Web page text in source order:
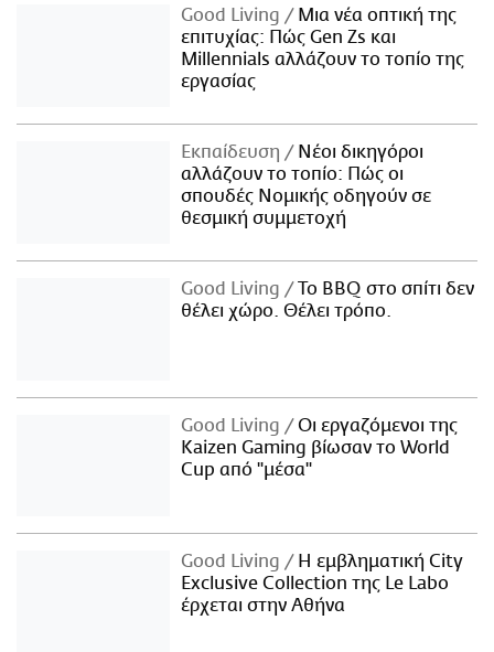
Good Living
Μια νέα οπτική της
επιτυχίας: Πώς Gen Zs και
Millennials αλλάζουν το τοπίο της
εργασίας
Εκπαίδευση
Νέοι δικηγόροι
αλλάζουν το τοπίο: Πώς οι
σπουδές Νομικής οδηγούν σε
θεσμική συμμετοχή
Good Living
Το BBQ στο σπίτι δεν
θέλει χώρο. Θέλει τρόπο.
Good Living
Οι εργαζόμενοι της
Kaizen Gaming βίωσαν το World
Cup από "μέσα"
Good Living
Η εμβληματική City
Exclusive Collection της Le Labo
έρχεται στην Αθήνα